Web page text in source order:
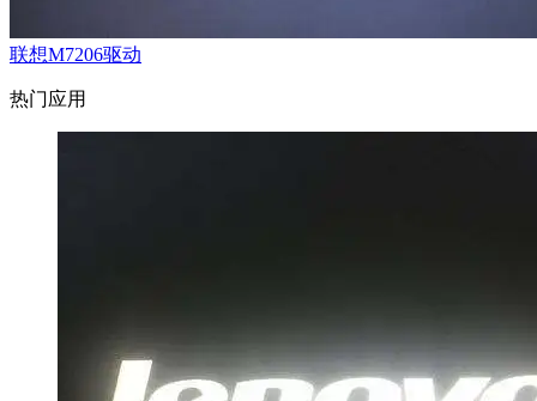
联想M7206驱动
热门应用